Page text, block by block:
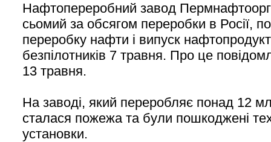
Нафтопереробний завод
сьомий за обсягом переробки в Росії,
переробку нафти і випуск
безпілотників 7 травня. Про це
13 травня.
На заводі, який переробляє понад 12
сталася пожежа та були пошкоджені
установки.